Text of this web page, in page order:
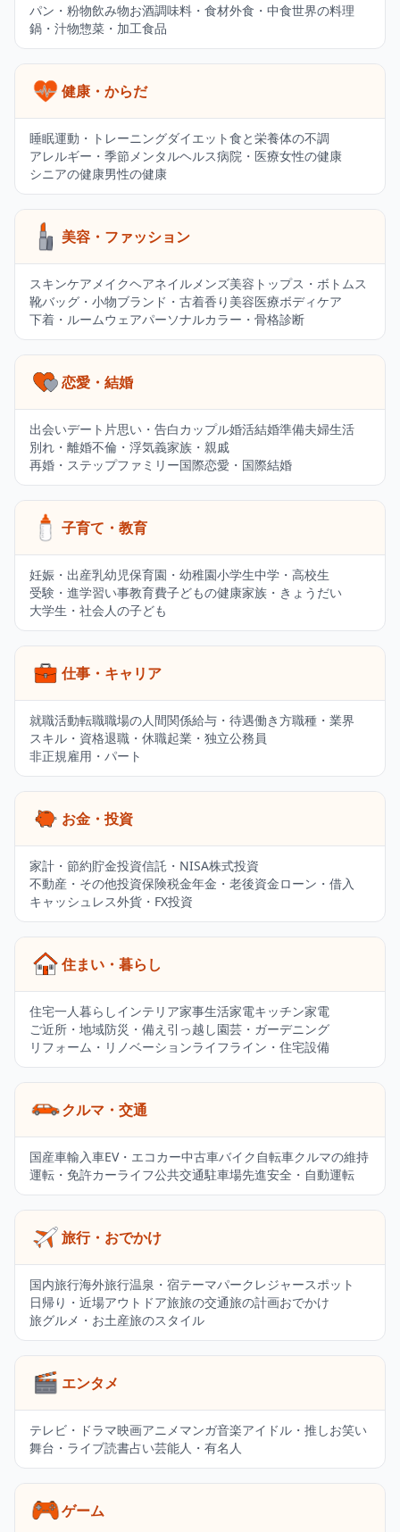
パン・粉物飲み物お酒調味料・食材外食・中食世界の料理
鍋・汁物惣菜・加工食品
健康・からだ
睡眠運動・トレーニングダイエット食と栄養体の不調
アレルギー・季節メンタルヘルス病院・医療女性の健康
シニアの健康男性の健康
美容・ファッション
スキンケアメイクヘアネイルメンズ美容 トップス・ボトムス
靴バッグ・小物ブランド・古着香り 美容医療ボディケア
下着・ルームウェアパーソナルカラー・骨格診断
恋愛・結婚
出会いデート 片思い・告白カップル婚活結婚準備夫婦生活
別れ・離婚不倫・浮気義家族・親戚
再婚・ステップファミリー国際恋愛・国際結婚
子育て・教育
妊娠・出産乳幼児保育園・幼稚園小学生中学・高校生
受験・進学習い事教育費子どもの健康家族・きょうだい
大学生・社会人の子ども
仕事・キャリア
就職活動転職職場の人間関係給与・待遇働き方職種・業界
スキル・資格退職・休職起業・独立公務員
非正規雇用・パート
お金・投資
家計・節約貯金投資信託・NISA株式投資
不動産・その他投資保険税金年金・老後資金ローン・借入
キャッシュレス外貨・FX投資
住まい・暮らし
住宅一人暮らしインテリア家事生活家電キッチン家電
ご近所・地域防災・備え 引っ越し園芸・ガーデニング
リフォーム・リノベーションライフライン・住宅設備
クルマ・交通
国産車輸入車EV・エコカー中古車バイク 自転車クルマの維持
運転・免許カーライフ公共交通駐車場先進安全・自動運転
旅行・おでかけ
国内旅行海外旅行温泉・宿テーマパーク レジャースポット
日帰り・近場アウトドア旅旅の交通旅の計画おでかけ
旅グルメ・お土産旅のスタイル
エンタメ
テレビ・ドラマ映画アニメ マンガ音楽アイドル・推しお笑い
舞台・ライブ読書占い芸能人・有名人
ゲーム